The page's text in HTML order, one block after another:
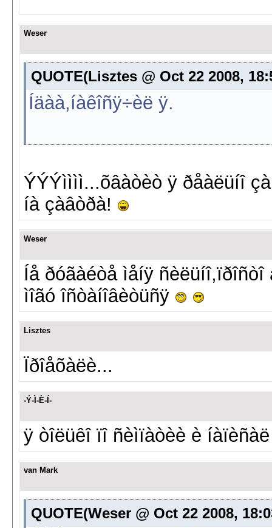
Weser
QUOTE(Lisztes @ Oct 22 2008,
Íäàà,íàêîñÿ÷èë ÿ.
ÝÝÝìììì...õâàòèò ÿ ðåàëüíî
íà çàâòðà!
Weser
Íå ðóãàéòå ìåíÿ
ìîãó îñòàíîâèòüñÿ
Lisztes
Ïðîåõàëè...
-Ý-Ì-È-Í-
ÿ òîëüêî ïî ñèìïàòèè è
van Mark
QUOTE(Weser @ Oct 22 2008,